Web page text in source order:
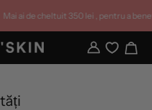
ai de cheltuit350 lei , pentru a
Contul
meu